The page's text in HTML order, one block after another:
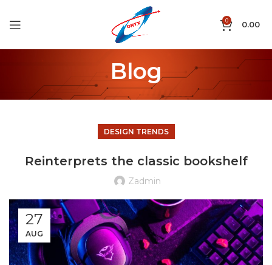
0 0.00
Blog
DESIGN TRENDS
Reinterprets the classic bookshelf
Zadmin
27
AUG